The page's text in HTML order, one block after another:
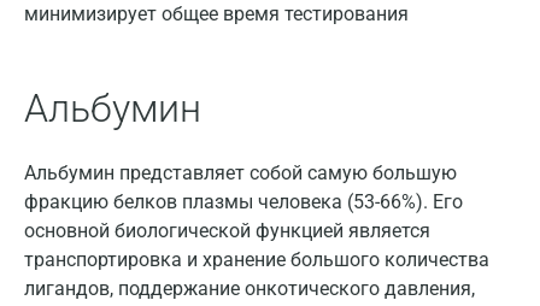
минимизирует общее время тестирования
Альбумин
Альбумин представляет собой самую большую
фракцию белков плазмы человека (53-66%). Его
основной биологической функцией является
транспортировка и хранение большого количества
лигандов, поддержание онкотического давления,
Иваново
Ижевск
Истра
Йошкар-Ола
Калининград